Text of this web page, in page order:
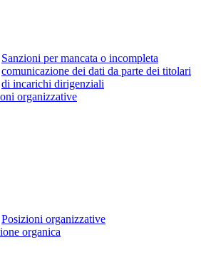
Sanzioni per mancata o incompleta
comunicazione dei dati da parte dei titolari
di incarichi dirigenziali
organizzative
Posizioni organizzative
organica